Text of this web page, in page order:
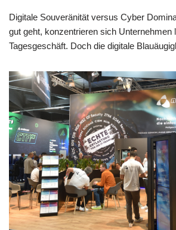
Digitale Souveränität versus Cyber
gut geht, konzentrieren sich Unternehmen
Tagesgeschäft. Doch die digitale